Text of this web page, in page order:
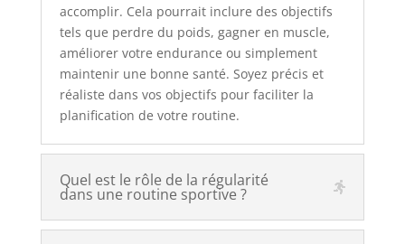
accomplir. Cela pourrait inclure des objectifs
tels que perdre du poids, gagner en muscle,
améliorer votre endurance ou simplement
maintenir une bonne santé. Soyez précis et
réaliste dans vos objectifs pour faciliter la
planification de votre routine.
Quel est le rôle de la régularité
dans une routine sportive ?